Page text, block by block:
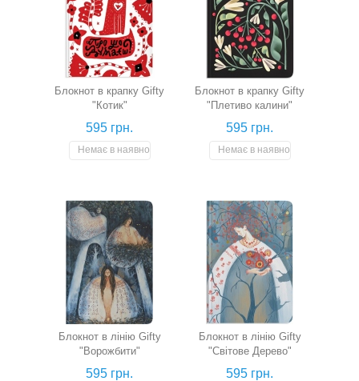
Блокнот в крапку Gifty
"Котик"
595 грн.
Немає в наявності
Блокнот в крапку Gifty
"Плетиво калини"
595 грн.
Немає в наявності
Блокнот в лінію Gifty
"Ворожбити"
595 грн.
Блокнот в лінію Gifty
"Світове Дерево"
595 грн.